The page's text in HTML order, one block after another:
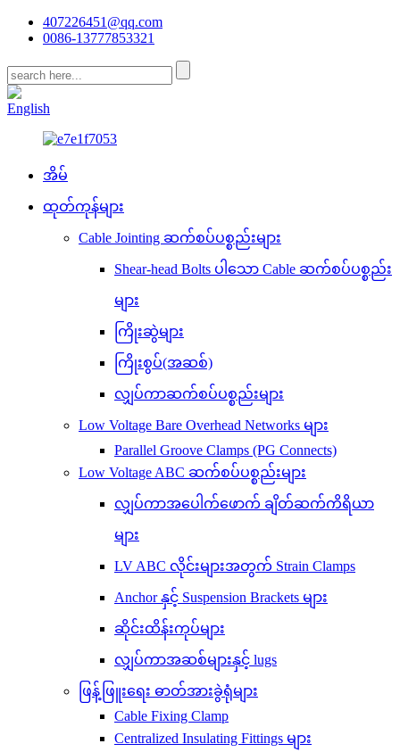
407226451@qq.com
0086-13777853321
English
အိမ်
ထုတ်ကုန်များ
Cable Jointing ဆက်စပ်ပစ္စည်းများ
Shear-head Bolts ပါသော Cable ဆက်စပ်ပစ္စည်း
များ
ကြိုးဆွဲများ
ကြိုးစွပ်(အဆစ်)
လျှပ်ကာဆက်စပ်ပစ္စည်းများ
Low Voltage Bare Overhead Networks များ
Parallel Groove Clamps (PG Connects)
Low Voltage ABC ဆက်စပ်ပစ္စည်းများ
လျှပ်ကာအပေါက်ဖောက် ချိတ်ဆက်ကိရိယာ
များ
LV ABC လိုင်းများအတွက် Strain Clamps
Anchor နှင့် Suspension Brackets များ
ဆိုင်းထိန်းကုပ်များ
လျှပ်ကာအဆစ်များနှင့် lugs
ဖြန့်ဖြူးရေး ဓာတ်အားခွဲရုံများ
Cable Fixing Clamp
Centralized Insulating Fittings များ